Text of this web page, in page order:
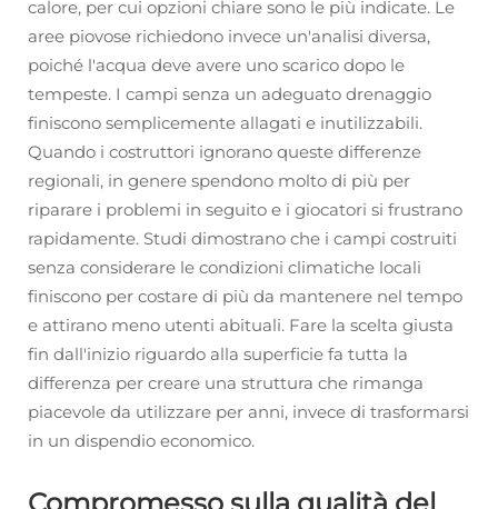
calore, per cui opzioni chiare sono le più indicate. Le
aree piovose richiedono invece un'analisi diversa,
poiché l'acqua deve avere uno scarico dopo le
tempeste. I campi senza un adeguato drenaggio
finiscono semplicemente allagati e inutilizzabili.
Quando i costruttori ignorano queste differenze
regionali, in genere spendono molto di più per
riparare i problemi in seguito e i giocatori si frustrano
rapidamente. Studi dimostrano che i campi costruiti
senza considerare le condizioni climatiche locali
finiscono per costare di più da mantenere nel tempo
e attirano meno utenti abituali. Fare la scelta giusta
fin dall'inizio riguardo alla superficie fa tutta la
differenza per creare una struttura che rimanga
piacevole da utilizzare per anni, invece di trasformarsi
in un dispendio economico.